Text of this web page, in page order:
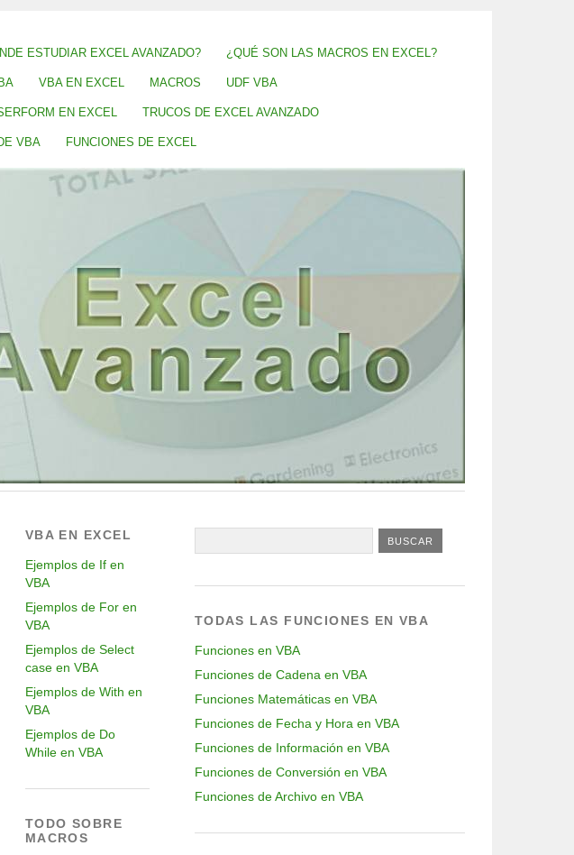
ESTUDIAR EXCEL AVANZADO? ¿QUÉ SON LAS MACROS EN EXCEL?
VBA EN EXCEL MACROS UDF VBA
EN EXCEL TRUCOS DE EXCEL AVANZADO
VBA FUNCIONES DE EXCEL
VBA EN EXCEL
Ejemplos de If en
VBA
Ejemplos de For en
VBA
Ejemplos de Select
case en VBA
Ejemplos de With en
VBA
Ejemplos de Do
While en VBA
TODO SOBRE
MACROS
TODAS LAS FUNCIONES EN VBA
Funciones en VBA
Funciones de Cadena en VBA
Funciones Matemáticas en VBA
Funciones de Fecha y Hora en VBA
Funciones de Información en VBA
Funciones de Conversión en VBA
Funciones de Archivo en VBA